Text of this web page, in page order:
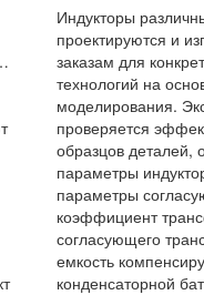
Индукторы
проектируются и
заказам для
технологий на
моделирования.
проверяется
образцов деталей,
параметры
параметры
коэффициент
согласующего
емкость
конденсаторной